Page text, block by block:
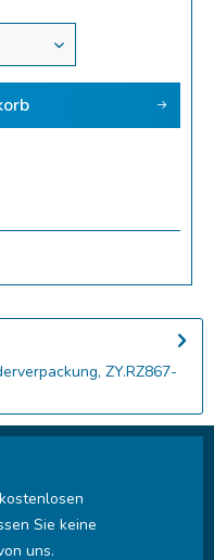
ZY.RZ867-
Sie keine
uns.